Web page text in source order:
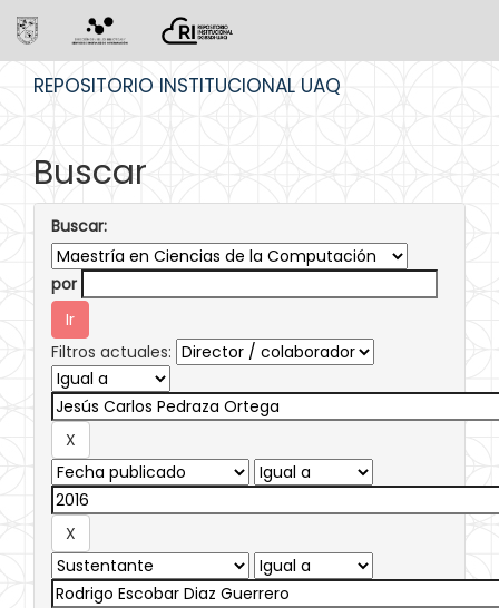
REPOSITORIO INSTITUCIONAL UAQ
Buscar
Buscar:
por
Filtros actuales: